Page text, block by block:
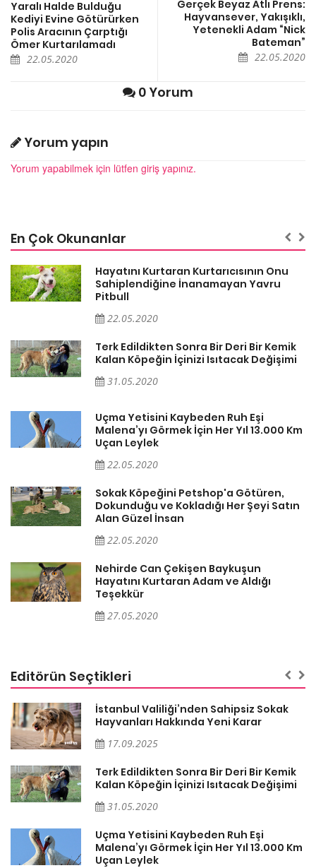
Yaralı Halde Bulduğu
Kediyi Evine Götürürken
Polis Aracının Çarptığı
Ömer Kurtarılamadı
22.05.2020
Gerçek Beyaz Atlı Prens:
Hayvansever, Yakışıklı,
Yetenekli Adam “Nick
Bateman”
22.05.2020
0 Yorum
Yorum yapın
Yorum yapabilmek için lütfen giriş yapınız.
En Çok Okunanlar
Hayatını Kurtaran Kurtarıcısının Onu
Sahiplendiğine İnanamayan Yavru
Pitbull
22.05.2020
Terk Edildikten Sonra Bir Deri Bir Kemik
Kalan Köpeğin İçinizi Isıtacak Değişimi
31.05.2020
Uçma Yetisini Kaybeden Ruh Eşi
Malena’yı Görmek İçin Her Yıl 13.000 Km
Uçan Leylek
22.05.2020
Sokak Köpeğini Petshop'a Götüren,
Dokunduğu ve Kokladığı Her Şeyi Satın
Alan Güzel İnsan
22.05.2020
Nehirde Can Çekişen Baykuşun
Hayatını Kurtaran Adam ve Aldığı
Teşekkür
27.05.2020
Editörün Seçtikleri
İstanbul Valiliği’nden Sahipsiz Sokak
Hayvanları Hakkında Yeni Karar
17.09.2025
Terk Edildikten Sonra Bir Deri Bir Kemik
Kalan Köpeğin İçinizi Isıtacak Değişimi
31.05.2020
Uçma Yetisini Kaybeden Ruh Eşi
Malena’yı Görmek İçin Her Yıl 13.000 Km
Uçan Leylek